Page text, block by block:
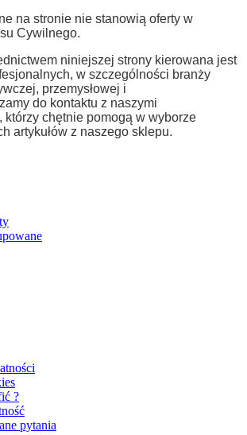
na stronie nie stanowią oferty w
Cywilnego.
niniejszej strony kierowana jest
w szczególności branży
przemysłowej i
do kontaktu z naszymi
którzy chętnie pomogą w wyborze
artykułów z naszego sklepu.
?
pytania